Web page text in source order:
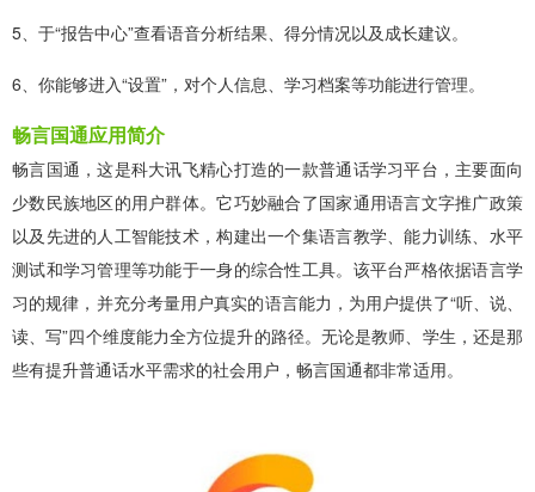
5、于“报告中心”查看语音分析结果、得分情况以及成长建议。
6、你能够进入“设置”，对个人信息、学习档案等功能进行管理。
畅言国通应用简介
畅言国通，这是科大讯飞精心打造的一款普通话学习平台，主要面向
少数民族地区的用户群体。它巧妙融合了国家通用语言文字推广政策
以及先进的人工智能技术，构建出一个集语言教学、能力训练、水平
测试和学习管理等功能于一身的综合性工具。该平台严格依据语言学
习的规律，并充分考量用户真实的语言能力，为用户提供了“听、说、
读、写”四个维度能力全方位提升的路径。无论是教师、学生，还是那
些有提升普通话水平需求的社会用户，畅言国通都非常适用。